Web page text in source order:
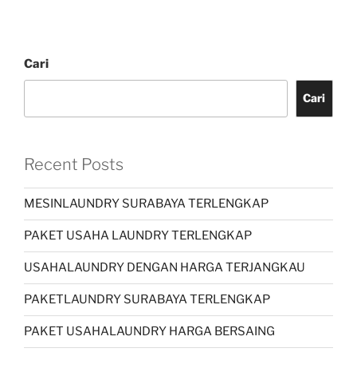
Cari
Cari
Recent Posts
MESINLAUNDRY SURABAYA TERLENGKAP
PAKET USAHA LAUNDRY TERLENGKAP
USAHALAUNDRY DENGAN HARGA TERJANGKAU
PAKETLAUNDRY SURABAYA TERLENGKAP
PAKET USAHALAUNDRY HARGA BERSAING